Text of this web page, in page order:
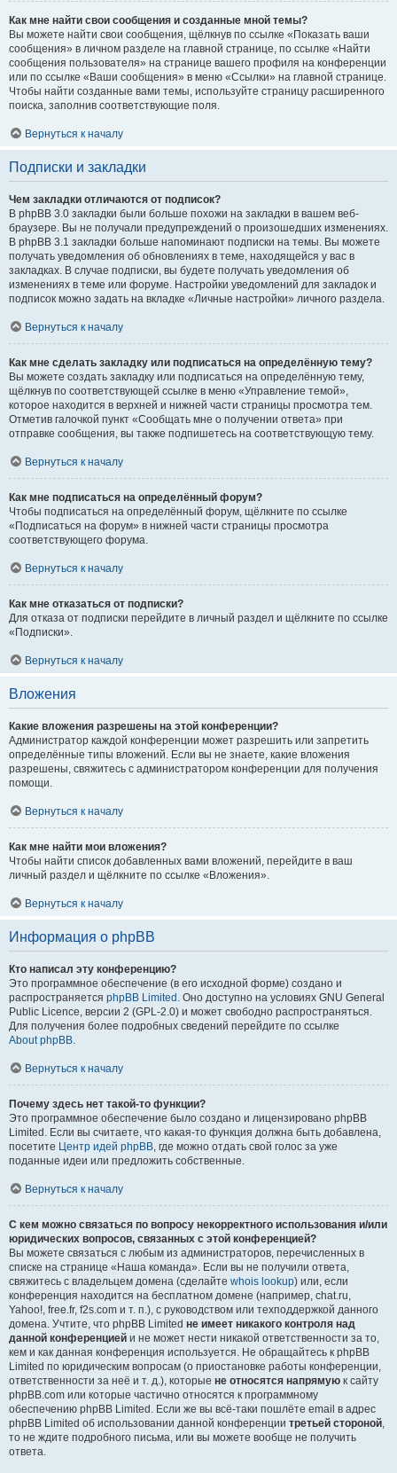
Как мне найти свои сообщения и созданные мной темы?
Вы можете найти свои сообщения, щёлкнув по ссылке «Показать ваши
сообщения» в личном разделе на главной странице, по ссылке «Найти
сообщения пользователя» на странице вашего профиля на конференции
или по ссылке «Ваши сообщения» в меню «Ссылки» на главной странице.
Чтобы найти созданные вами темы, используйте страницу расширенного
поиска, заполнив соответствующие поля.
Вернуться к началу
Подписки и закладки
Чем закладки отличаются от подписок?
В phpBB 3.0 закладки были больше похожи на закладки в вашем веб-
браузере. Вы не получали предупреждений о произошедших изменениях.
В phpBB 3.1 закладки больше напоминают подписки на темы. Вы можете
получать уведомления об обновлениях в теме, находящейся у вас в
закладках. В случае подписки, вы будете получать уведомления об
изменениях в теме или форуме. Настройки уведомлений для закладок и
подписок можно задать на вкладке «Личные настройки» личного раздела.
Вернуться к началу
Как мне сделать закладку или подписаться на определённую тему?
Вы можете создать закладку или подписаться на определённую тему,
щёлкнув по соответствующей ссылке в меню «Управление темой»,
которое находится в верхней и нижней части страницы просмотра тем.
Отметив галочкой пункт «Сообщать мне о получении ответа» при
отправке сообщения, вы также подпишетесь на соответствующую тему.
Вернуться к началу
Как мне подписаться на определённый форум?
Чтобы подписаться на определённый форум, щёлкните по ссылке
«Подписаться на форум» в нижней части страницы просмотра
соответствующего форума.
Вернуться к началу
Как мне отказаться от подписки?
Для отказа от подписки перейдите в личный раздел и щёлкните по ссылке
«Подписки».
Вернуться к началу
Вложения
Какие вложения разрешены на этой конференции?
Администратор каждой конференции может разрешить или запретить
определённые типы вложений. Если вы не знаете, какие вложения
разрешены, свяжитесь с администратором конференции для получения
помощи.
Вернуться к началу
Как мне найти мои вложения?
Чтобы найти список добавленных вами вложений, перейдите в ваш
личный раздел и щёлкните по ссылке «Вложения».
Вернуться к началу
Информация о phpBB
Кто написал эту конференцию?
Это программное обеспечение (в его исходной форме) создано и
распространяется phpBB Limited . Оно доступно на условиях GNU General
Public Licence, версии 2 (GPL-2.0) и может свободно распространяться.
Для получения более подробных сведений перейдите по ссылке
About phpBB.
Вернуться к началу
Почему здесь нет такой-то функции?
Это программное обеспечение было создано и лицензировано phpBB
Limited. Если вы считаете, что какая-то функция должна быть добавлена,
посетите Центр идей phpBB, где можно отдать свой голос за уже
поданные идеи или предложить собственные.
Вернуться к началу
С кем можно связаться по вопросу некорректного использования и/или
юридических вопросов, связанных с этой конференцией?
Вы можете связаться с любым из администраторов, перечисленных в
списке на странице «Наша команда». Если вы не получили ответа,
свяжитесь с владельцем домена (сделайте whois lookup) или, если
конференция находится на бесплатном домене (например, chat.ru,
Yahoo!, free.fr, f2s.com и т. п.), с руководством или техподдержкой данного
домена. Учтите, что phpBB Limited не имеет никакого контроля над
данной конференцией и не может нести никакой ответственности за то,
кем и как данная конференция используется. Не обращайтесь к phpBB
Limited по юридическим вопросам (о приостановке работы конференции,
ответственности за неё и т. д.), которые не относятся напрямую к сайту
phpBB.com или которые частично относятся к программному
обеспечению phpBB Limited. Если же вы всё-таки пошлёте email в адрес
phpBB Limited об использовании данной конференции третьей стороной,
то не ждите подробного письма, или вы можете вообще не получить
ответа.